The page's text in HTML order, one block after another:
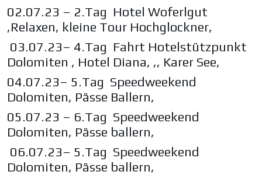
02.07.23 – 2.Tag Hotel Woferlgut
,Relaxen, kleine Tour Hochglockner,
03.07.23– 4.Tag Fahrt Hotelstützpunkt
Dolomiten , Hotel Diana, ,, Karer See,
04.07.23– 5.Tag Speedweekend
Dolomiten, Pässe Ballern,
05.07.23 – 6.Tag Speedweekend
Dolomiten, Pässe ballern,
06.07.23– 5.Tag Speedweekend
Dolomiten, Pässe ballern,